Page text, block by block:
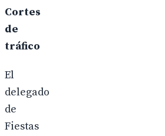
Cortes
de
tráfico
El
delegado
de
Fiestas